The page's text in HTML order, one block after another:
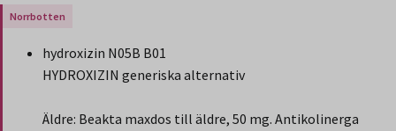
Gäller endast för Region Norrbotten.
hydroxizin N05B B01
HYDROXIZIN generiska alternativ
Äldre: Beakta maxdos till äldre, 50 mg. Antikolinerga